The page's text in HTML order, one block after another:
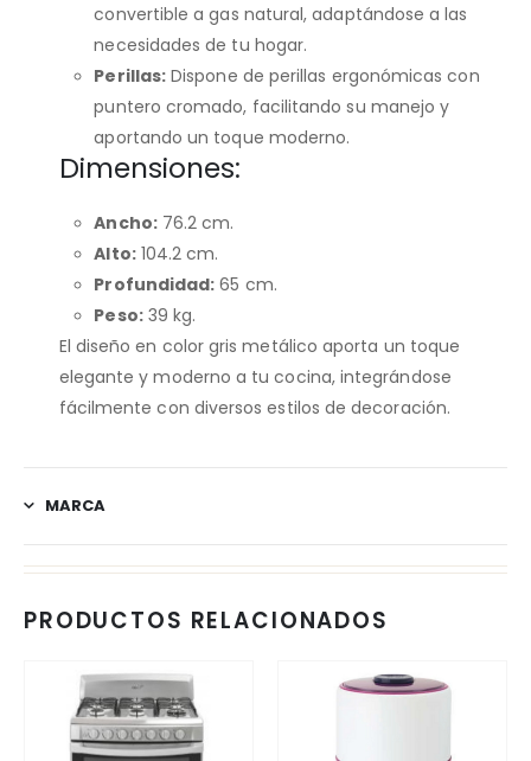
convertible a gas natural, adaptándose a las
necesidades de tu hogar.
Perillas: Dispone de perillas ergonómicas con
puntero cromado, facilitando su manejo y
aportando un toque moderno.
Dimensiones:
Ancho: 76.2 cm.
Alto: 104.2 cm.
Profundidad: 65 cm.
Peso: 39 kg.
El diseño en color gris metálico aporta un toque
elegante y moderno a tu cocina, integrándose
fácilmente con diversos estilos de decoración.
MARCA
PRODUCTOS RELACIONADOS